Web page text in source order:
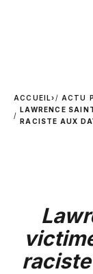
ACCUEIL› ACTU
LAWRENCE
RACISTE AUX